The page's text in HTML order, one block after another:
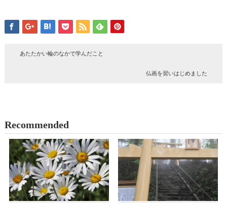
あたたかい輪のなかで学んだこと
仏画を習いはじめました
Recommended